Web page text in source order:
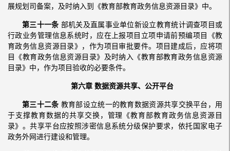
展规划司备案，及时纳入到《教育部教育政务信息资源目录》中。
第三十一条 部机关及直属事业单位新设立教育统计调查项目或
行政业务管理信息系统时，应在上报项目立项申请前预编项目《教
育政务信息资源目录》，作为项目审批要件。项目建成后，应将项
目《教育政务信息资源目录》及时纳入《教育部教育政务信息资源
目录》中，作为项目验收的必要条件。
第六章 数据资源共享、公开平台
第三十二条 教育部设立统一的教育数据资源共享交换平台，用
于支撑教育数据的共享交换，管理《教育部教育政务信息资源目
录》。共享平台应按照涉密信息系统分级保护要求，依托国家电子
政务外网进行建设和管理。